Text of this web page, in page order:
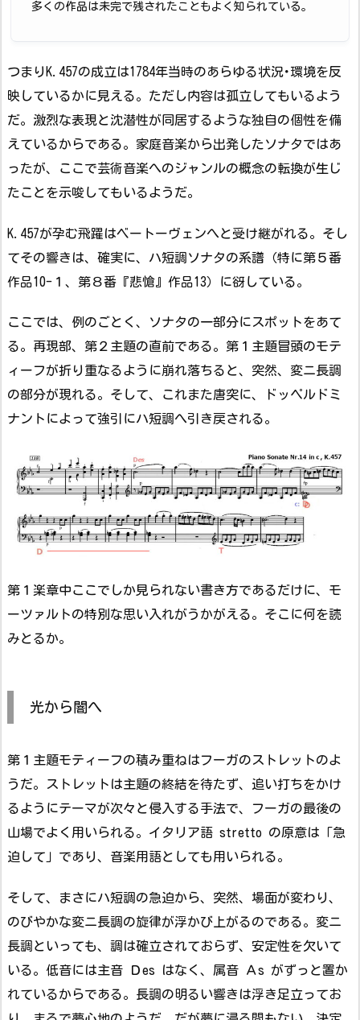
多くの作品は未完で残されたこともよく知られている。
つまりK.457の成立は1784年当時のあらゆる状況･環境を反
映しているかに見える。ただし内容は孤立してもいるよう
だ。激烈な表現と沈潜性が同居するような独自の個性を備
えているからである。家庭音楽から出発したソナタではあ
ったが、ここで芸術音楽へのジャンルの概念の転換が生じ
たことを示唆してもいるようだ。
K.457が孕む飛躍はベートーヴェンへと受け継がれる。そし
てその響きは、確実に、ハ短調ソナタの系譜（特に第５番
作品10-１、第８番『悲愴』作品13）に谺している。
ここでは、例のごとく、ソナタの一部分にスポットをあて
る。再現部、第２主題の直前である。第１主題冒頭のモテ
ィーフが折り重なるように崩れ落ちると、突然、変ニ長調
の部分が現れる。そして、これまた唐突に、ドッペルドミ
ナントによって強引にハ短調へ引き戻される。
第１楽章中ここでしか見られない書き方であるだけに、モ
ーツァルトの特別な思い入れがうかがえる。そこに何を読
みとるか。
光から闇へ
第１主題モティーフの積み重ねはフーガのストレットのよ
うだ。ストレットは主題の終結を待たず、追い打ちをかけ
るようにテーマが次々と侵入する手法で、フーガの最後の
山場でよく用いられる。イタリア語 stretto の原意は「急
迫して」であり、音楽用語としても用いられる。
そして、まさにハ短調の急迫から、突然、場面が変わり、
のびやかな変ニ長調の旋律が浮かび上がるのである。変ニ
長調といっても、調は確立されておらず、安定性を欠いて
いる。低音には主音 Ｄes はなく、属音 Ａs がずっと置か
れているからである。長調の明るい響きは浮き足立ってお